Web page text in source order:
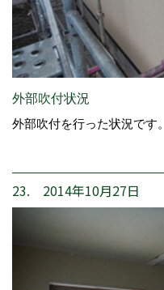
外部吹付状況
外部吹付を行った状況です。
23. 2014年10月27日